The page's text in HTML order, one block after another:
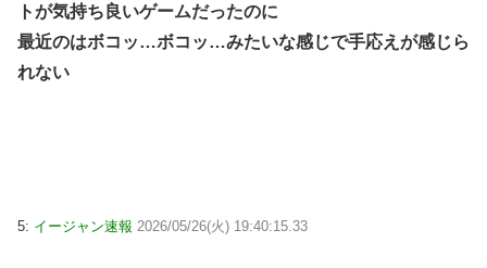
トが気持ち良いゲームだったのに
最近のはボコッ…ボコッ…みたいな感じで手応えが感じら
れない
5: イージャン速報 2026/05/26(火) 19:40:15.33